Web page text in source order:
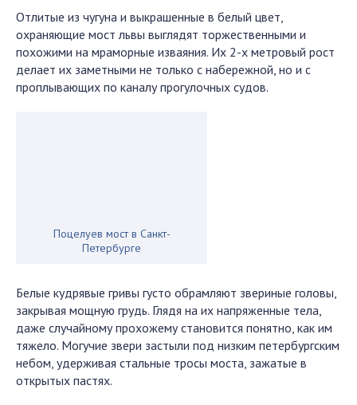
Отлитые из чугуна и выкрашенные в белый цвет,
охраняющие мост львы выглядят торжественными и
похожими на мраморные изваяния. Их 2-х метровый рост
делает их заметными не только с набережной, но и с
проплывающих по каналу прогулочных судов.
Поцелуев мост в Санкт-
Петербурге
Белые кудрявые гривы густо обрамляют звериные головы,
закрывая мощную грудь. Глядя на их напряженные тела,
даже случайному прохожему становится понятно, как им
тяжело. Могучие звери застыли под низким петербургским
небом, удерживая стальные тросы моста, зажатые в
открытых пастях.